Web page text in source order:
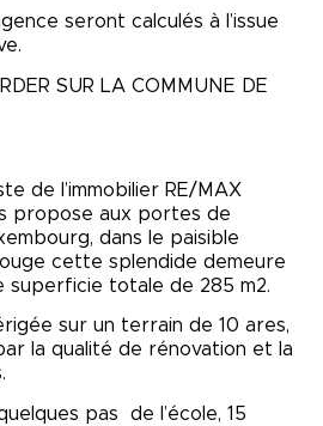
seront calculés à l’issue
SUR LA COMMUNE DE
de l’immobilier RE/MAX
propose aux portes de
dans le paisible
cette splendide demeure
superficie totale de 285 m2.
sur un terrain de 10 ares,
la qualité de rénovation et la
pas de l’école, 15